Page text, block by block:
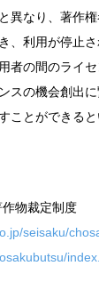
異なり、著作
、利用が停止
者の間のライ
スの機会創出
ことができる
物裁定制度
seisaku/